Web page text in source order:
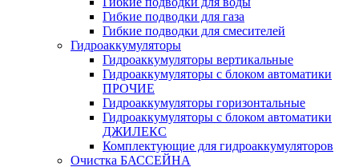
Гибкие подводки для газа
Гибкие подводки для смесителей
Гидроаккумуляторы
Гидроаккумуляторы вертикальные
Гидроаккумуляторы с блоком автоматики
ПРОЧИЕ
Гидроаккумуляторы горизонтальные
Гидроаккумуляторы с блоком автоматики
ДЖИЛЕКС
Комплектующие для гидроаккумуляторов
Очистка БАССЕЙНА